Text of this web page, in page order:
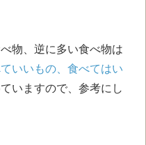
物、逆に多い食べ物は
いいもの、食べてはい
いますので、参考にし